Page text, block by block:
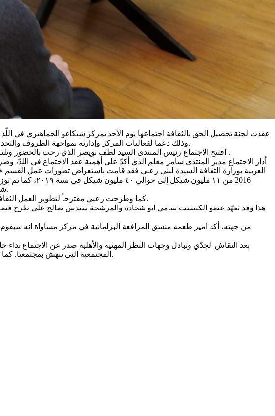
عقدت لجنة تحصيل الحق بالثقافة اجتماعها يوم الأحد بمركز شيكاغو الجماهيري
وذلك دعما لفعاليات المركز وإدارته بمواجهة الظروف والتحديات المحلية. إن اللجنة تعمل بطلب من لجنة رؤساء السلطات المحلية وينسّق عملها منتدى جمعيات الثقافة ومركز مساواة.
افتتح الاجتماع رئيس المنتدى السيد لطف نويصر الذي رحب بالحضور وتلته مديرة المركز الجماهيري السيدة فاتن زيناتي التي قدمت مداخلة عن الوضع الثقافي في اللد، وعن التحديات التي تواجهها .
أدار الاجتماع مدير المنتدى سامر معلم الذي أكدّ على أهمية عقد الاجتماع في اللدّ،
العربية بوزارة الثقافة السيدة لبنى زعبي فقد قامت باستعراض تطورات عمل
شيكل لمجمع اللغة العربية. وعلى الرغم من الارتفاع الا ان الميزانية للثقافة العربية لا تتجاوز ال 6% من ميزانية وزارة الثقافة.
كما وطرحت زعبي مقترحاً لتطوير العمل الثقافي بكافة مجالاته ومواقع تواجد المجتمع العربي مع التشديد على تطوير العمل الثقافي في النقب والمثلث والمدن المختلطة.
هذا وقد تعهّد عضو الكنيست سامي ابو شحادة والمرشحة سندس صالح على طرح قضية
من جهته، أكد امير طعمه منسق المرافعة البرلمانية في مركز مساواة انه سيقوم
بعد النقاش الجدّي وتبادل وجهات النظر المهنية والأهلية صدر عن الاجتماع نداء
المجتمعية التي تنهش بمجتمعنا. كما وأعرب الاجتماع عن تضامنه مع كل المؤسسات الثقافية التي تعمل على نشر الثقافة وتشجيع الإبداع والفنون وحرية التعبير.